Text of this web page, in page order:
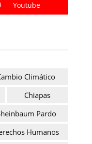
Youtube
Climático
Chiapas
Pardo
Humanos